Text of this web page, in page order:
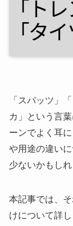
「スパッツ」
カ」という言
ーンでよく耳
や用途の違い
少ないかもしれ
本記事では、
けについて詳し